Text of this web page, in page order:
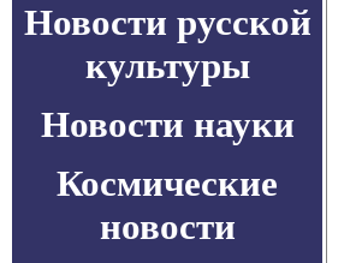
Новости русской
культуры
Новости науки
Космические
новости